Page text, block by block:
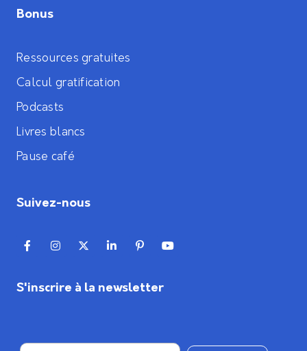
Bonus
Ressources gratuites
Calcul gratification
Podcasts
Livres blancs
Pause café
Suivez-nous
S'inscrire à la newsletter